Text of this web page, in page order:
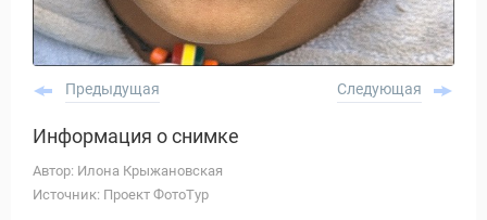
Предыдущая Следующая
Информация о снимке
Автор: Илона Крыжановская
Источник: Проект ФотоТур